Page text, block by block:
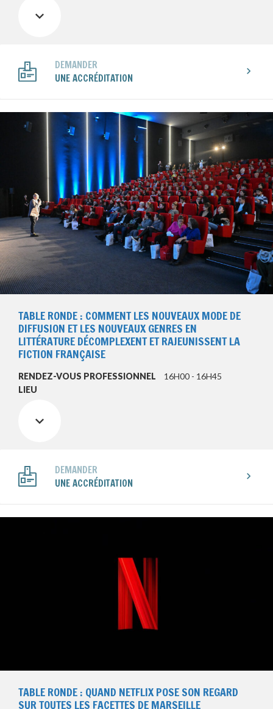
DEMANDER
UNE ACCRÉDITATION
TABLE RONDE : COMMENT LES NOUVEAUX MODE DE
DIFFUSION ET LES NOUVEAUX GENRES EN
LITTÉRATURE DÉCOMPLEXENT ET RAJEUNISSENT LA
FICTION FRANÇAISE
RENDEZ-VOUS PROFESSIONNEL
16H00 - 16H45
LIEU
DEMANDER
UNE ACCRÉDITATION
TABLE RONDE : QUAND NETFLIX POSE SON REGARD
SUR TOUTES LES FACETTES DE MARSEILLE